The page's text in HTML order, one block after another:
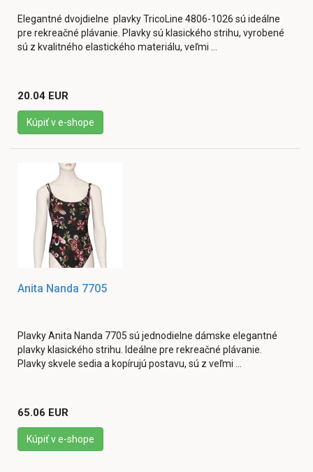
Elegantné dvojdielne plavky TricoLine 4806-1026 sú ideálne
pre rekreačné plávanie. Plavky sú klasického strihu, vyrobené
sú z kvalitného elastického materiálu, veľmi ...
20.04 EUR
Kúpiť v e-shope
Anita Nanda 7705
Plavky Anita Nanda 7705 sú jednodielne dámske elegantné
plavky klasického strihu. Ideálne pre rekreačné plávanie.
Plavky skvele sedia a kopírujú postavu, sú z veľmi ...
65.06 EUR
Kúpiť v e-shope